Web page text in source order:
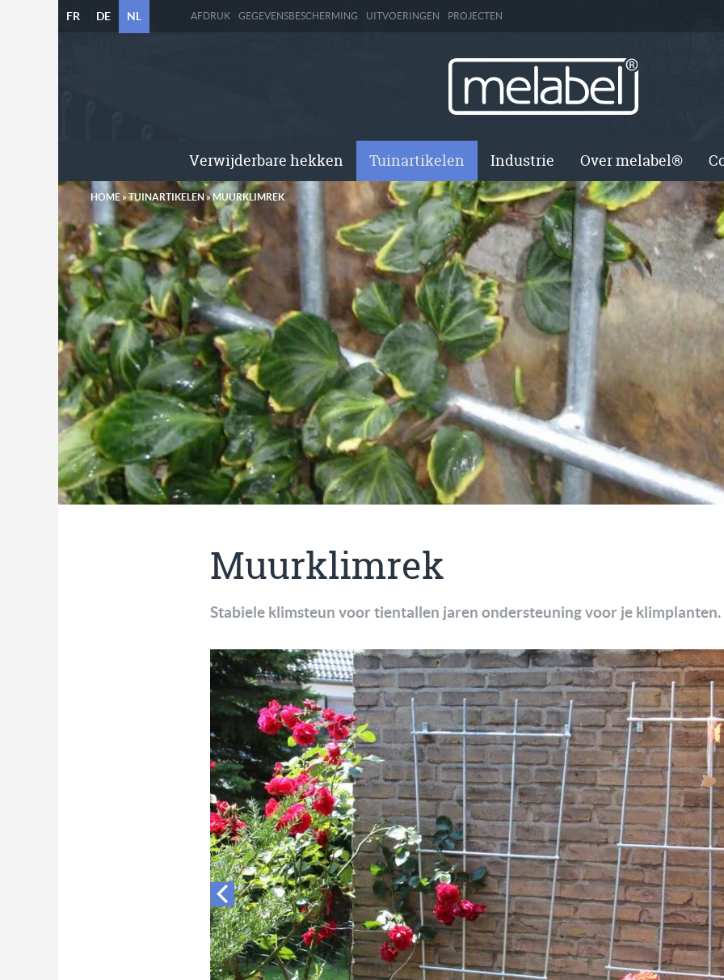
FR DE NL AFDRUK GEGEVENSBESCHERMING UITVOERINGEN PROJECTEN
Verwijderbare hekken Tuinartikelen Industrie Over melabel®
HOME »TUINARTIKELEN»MUURKLIMREK
Muurklimrek
Stabiele klimsteun voor tientallen jaren ondersteuning voor je klimplanten.